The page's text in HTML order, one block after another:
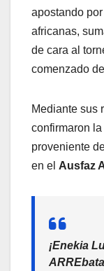
apostando
africanas,
de cara al
comenzado
Mediante sus
confirmaron
proveniente
en el Ausfaz
¡Enekia